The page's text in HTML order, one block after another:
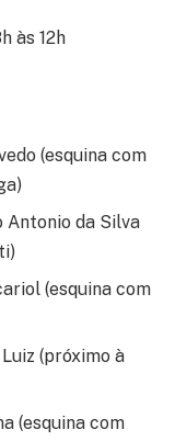
às 12h
(esquina com
Antonio da Silva
(esquina com
(próximo à
(esquina com